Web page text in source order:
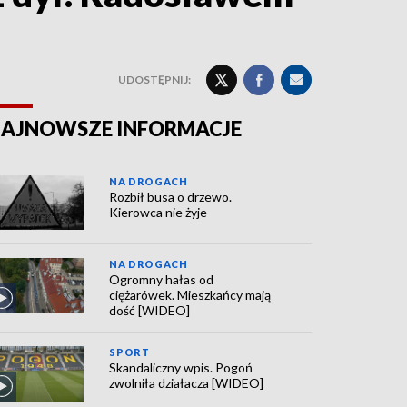
UDOSTĘPNIJ:
INFORMACJE
NA DROGACH
Rozbił busa o drzewo.
Kierowca nie żyje
NA DROGACH
Ogromny hałas od
ciężarówek. Mieszkańcy mają
dość [WIDEO]
SPORT
Skandaliczny wpis. Pogoń
zwolniła działacza [WIDEO]